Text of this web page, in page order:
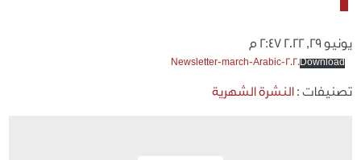
يونيو 29, 2022 2:47 م
Newsletter-march-Arabic-2020Download
تصنيفات :النشرة الشهرية